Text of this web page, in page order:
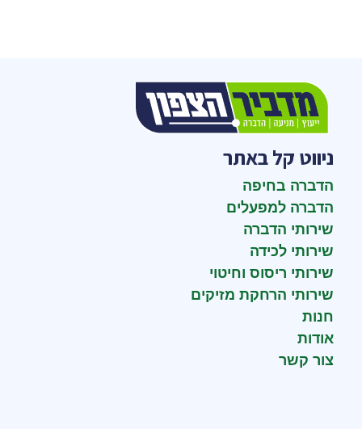
ניווט קל באתר
הדברה בחיפה
הדברה למפעלים
שירותי הדברה
שירותי לכידה
שירותי ריסוס וחיטוי
שירותי הרחקת מזיקים
חנות
אודות
צור קשר